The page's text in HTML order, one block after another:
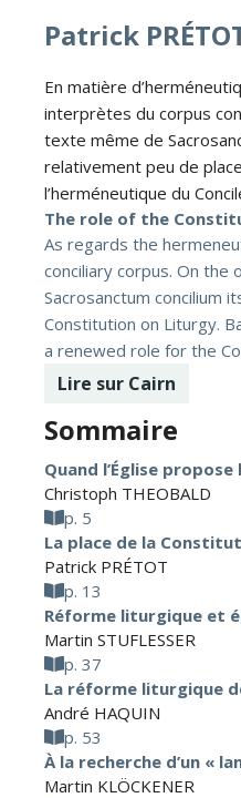
Patrick
En matière
interprètes du corpus
texte même de
relativement peu de
l’herméneutique du
The role of the
As regards the
conciliary corpus. On
Sacrosanctum concilium
Constitution on Liturgy.
a renewed role for the
Lire sur Cairn
Sommaire
Quand l’Église
Christoph THEOBALD
p. 5
La place de la
Patrick PRÉTOT
p. 13
Réforme liturgique et
Martin STUFLESSER
p. 37
La réforme liturgique
André HAQUIN
p. 53
À la recherche d’un «
Martin KLÖCKENER